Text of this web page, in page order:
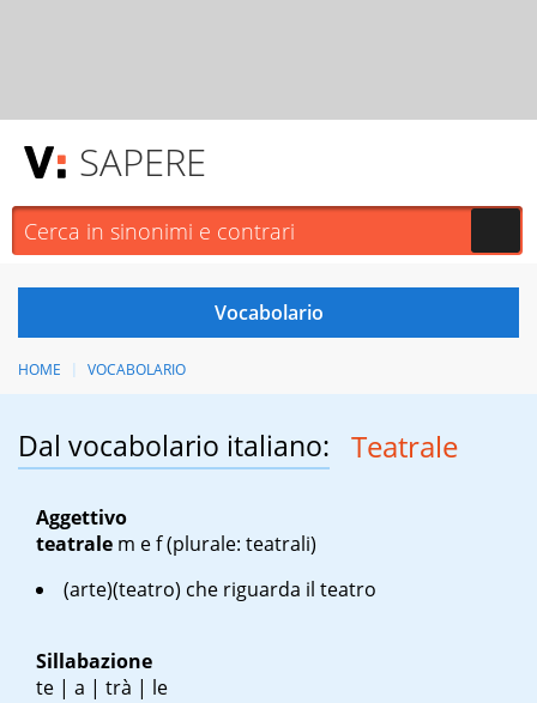
SAPERE
HOME VOCABOLARIO
Dal vocabolario italiano: Teatrale
Aggettivo
teatrale m ef(plurale: teatrali)
(arte)(teatro) che riguarda il teatro
Sillabazione
te | a | trà | le